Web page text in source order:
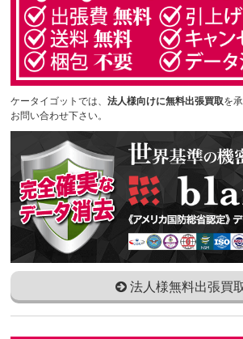
ケータイゴットでは、法人様向けに無料出張買取を
お問い合わせ下さい。
法人様無料出張買